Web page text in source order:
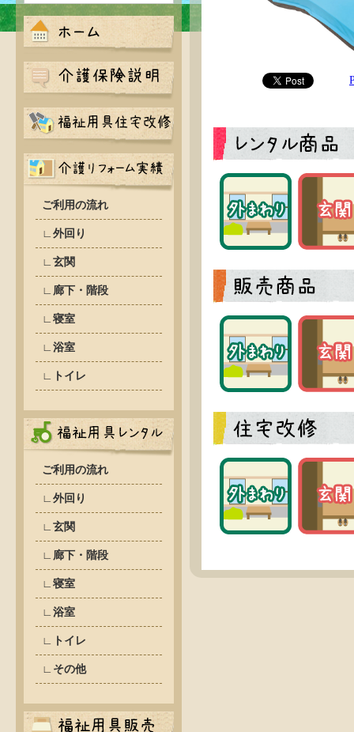
ご利用の流れ
∟外回り
∟玄関
∟廊下・階段
∟寝室
∟浴室
∟トイレ
ご利用の流れ
∟外回り
∟玄関
∟廊下・階段
∟寝室
∟浴室
∟トイレ
∟その他